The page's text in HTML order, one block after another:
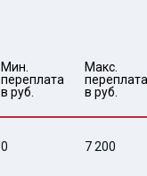
Мин.
переплата
в руб.
Макс.
переплата
в руб.
0 7 200